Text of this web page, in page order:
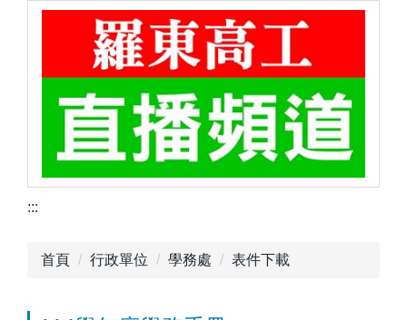
:::
首頁 行政單位 學務處 表件下載